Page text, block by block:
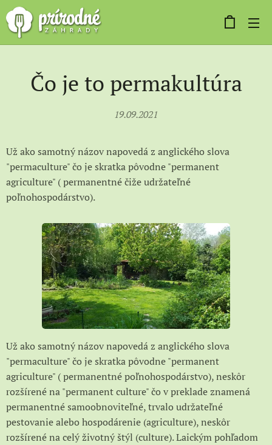
Čo je to permakultúra
19.09.2021
Už ako samotný názov napovedá z anglického slova
"permaculture" čo je skratka pôvodne "permanent
agriculture" ( permanentné čiže udržateľné
poľnohospodárstvo).
Už ako samotný názov napovedá z anglického slova
"permaculture" čo je skratka pôvodne "permanent
agriculture" ( permanentné poľnohospodárstvo), neskôr
rozšírené na "permanent culture" čo v preklade znamená
permanentné samoobnoviteľné, trvalo udržateľné
pestovanie alebo hospodárenie (agriculture), neskôr
rozšírené na celý životný štýl (culture). Laickým pohľadom